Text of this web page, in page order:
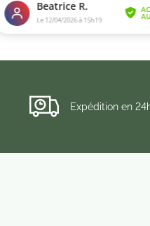
Expédition en